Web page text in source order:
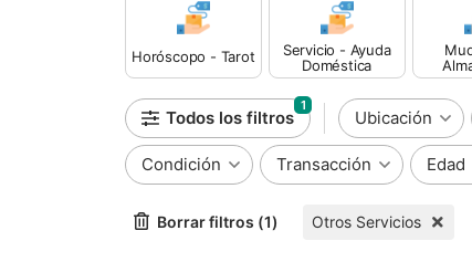
Horóscopo - Tarot
Servicio - Ayuda
Doméstica
Todos los filtros
1
Ubicación
Condición Transacción Edad
Borrar filtros (1) Otros Servicios